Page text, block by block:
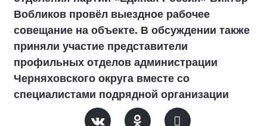
Вобликов провёл выездное рабочее
совещание на объекте. В обсуждении также
приняли участие представители
профильных отделов администрации
Черняховского округа вместе со
специалистами подрядной организации